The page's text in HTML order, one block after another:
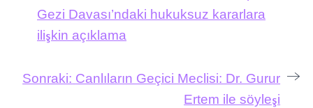
Gezi Davası’ndaki hukuksuz kararlara
ilişkin açıklama
Sonraki: Canlıların Geçici Meclisi: Dr. Gurur
Ertem ile söyleşi